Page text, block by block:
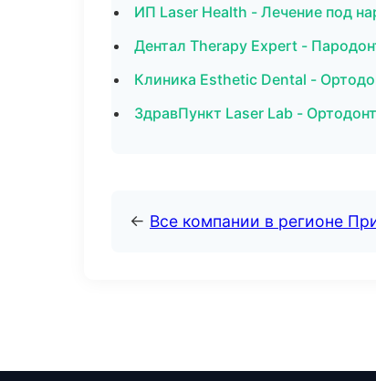
ИП Laser Health - Лечение под
Дентал Therapy Expert -
Клиника Esthetic Dental -
ЗдравПункт Laser Lab -
← Все компании в регионе